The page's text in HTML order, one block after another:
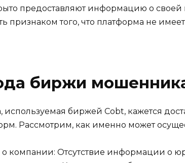
предоставляют информацию о
того, что платформа не
биржи
используемая биржей Cobt, кажется
Рассмотрим, как именно может
компании: Отсутствие информации о